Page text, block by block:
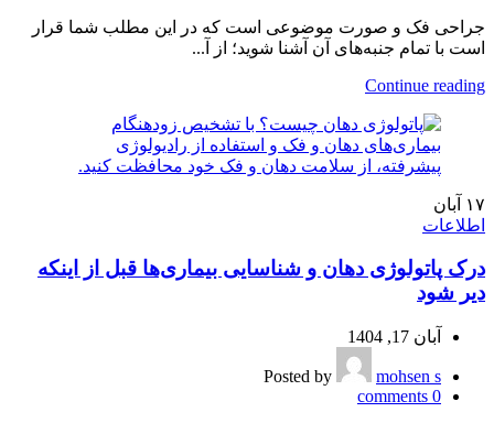
جراحی فک و صورت موضوعی است که در این مطلب شما قرار
است با تمام جنبه‌های آن آشنا شوید؛ از آ...
Continue reading
۱۷
آبان
اطلاعات
درک پاتولوژی دهان و شناسایی بیماری‌ها قبل از اینکه
دیر شود
آبان 17, 1404
Posted by
mohsen s
0
comments